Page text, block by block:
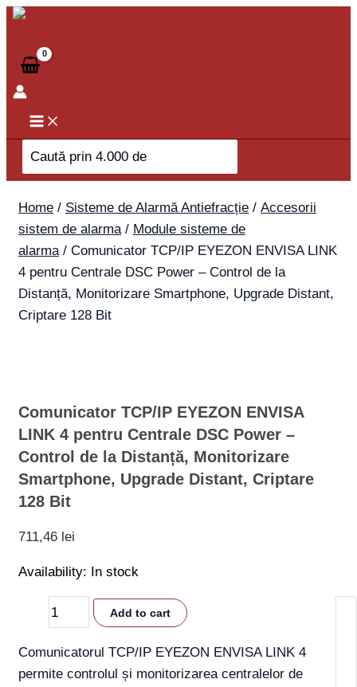
Skip
content
Search
for:
Home / Sisteme de Alarmă Antiefracție / Accesorii
sistem de alarma/ Module sisteme de
alarma/ Comunicator TCP/IP EYEZON ENVISA LINK
4 pentru Centrale DSC Power – Control de la
Distanță, Monitorizare Smartphone, Upgrade Distant,
Criptare 128 Bit
Comunicator TCP/IP EYEZON ENVISA
LINK 4 pentru Centrale DSC Power –
Control de la Distanță, Monitorizare
Smartphone, Upgrade Distant, Criptare
128 Bit
711,46 lei
Availability: In stock
Comunicator
EYEZON
ENVISA
LINK
pentru
Centrale
DSC
Power
-
Control
de
la
Distanță,
Criptare
128
Bit
quantity
Add to cart
Comunicatorul TCP/IP EYEZON ENVISA LINK 4
permite controlul și monitorizarea centralelor de